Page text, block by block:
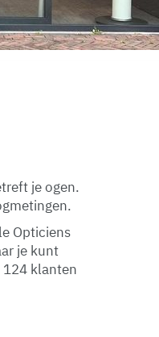
je ogen.
Opticiens
je kunt
124 klanten